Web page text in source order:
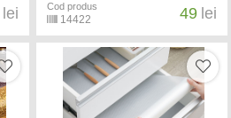
lei Cod produs
14422 49 lei